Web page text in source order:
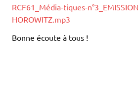
RCF61_Média-tiques-
HOROWITZ.mp3
Bonne écoute à tous !